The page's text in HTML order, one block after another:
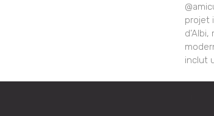
projet
inclut